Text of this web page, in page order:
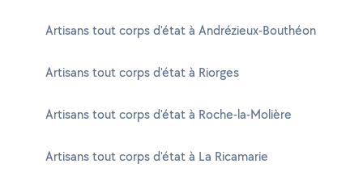
Artisans tout corps d'état à Andrézieux-Bouthéon
Artisans tout corps d'état à Riorges
Artisans tout corps d'état à Roche-la-Molière
Artisans tout corps d'état à La Ricamarie